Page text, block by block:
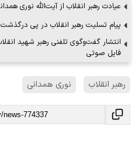
عیادت رهبر انقلاب از آیت‌الله نوری
پیام تسلیت رهبر انقلاب در پی
انتشار گفت‌وگوی تلفنی رهبر شهید
فایل صوتی
رهبر انقلاب نوری همدانی